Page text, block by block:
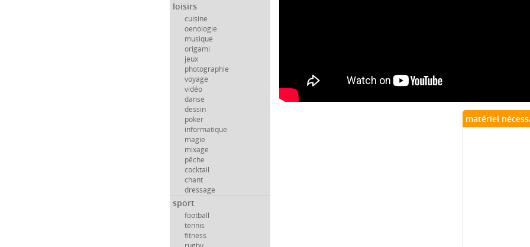
loisirs
cuisine
oenologie
musique
origami
jeux
photographie
voyage
vidéo
danse
dessin
poker
informatique
magie
mixage
pêche
cocktail
chant
dressage
sport
football
tennis
fitness
matériel